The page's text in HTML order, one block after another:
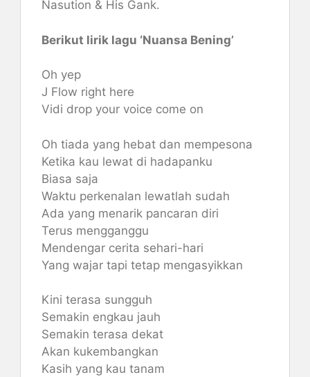
Nasution & His Gank.
Berikut lirik lagu ‘Nuansa Bening’
Oh yep
J Flow right here
Vidi drop your voice come on
Oh tiada yang hebat dan mempesona
Ketika kau lewat di hadapanku
Biasa saja
Waktu perkenalan lewatlah sudah
Ada yang menarik pancaran diri
Terus mengganggu
Mendengar cerita sehari-hari
Yang wajar tapi tetap mengasyikkan
Kini terasa sungguh
Semakin engkau jauh
Semakin terasa dekat
Akan kukembangkan
Kasih yang kau tanam